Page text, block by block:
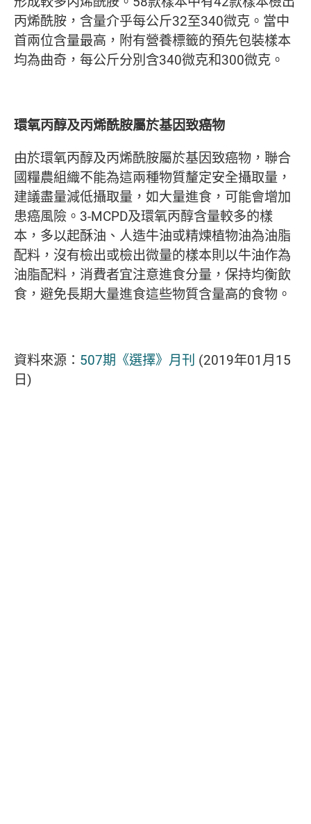
丙烯酰胺，含量介乎每公斤32至340微克。當中
首兩位含量最高，附有營養標籤的預先包裝樣本
均為曲奇，每公斤分別含340微克和300微克。
環氧丙醇及丙烯酰胺屬於基因致癌物
由於環氧丙醇及丙烯酰胺屬於基因致癌物，聯合
國糧農組織不能為這兩種物質釐定安全攝取量，
建議盡量減低攝取量，如大量進食，可能會增加
患癌風險。3-MCPD及環氧丙醇含量較多的樣
本，多以起酥油、人造牛油或精煉植物油為油脂
配料，沒有檢出或檢出微量的樣本則以牛油作為
油脂配料，消費者宜注意進食分量，保持均衡飲
食，避免長期大量進食這些物質含量高的食物。
資料來源： 507期《選擇》月刊 (2019年01月15
日)